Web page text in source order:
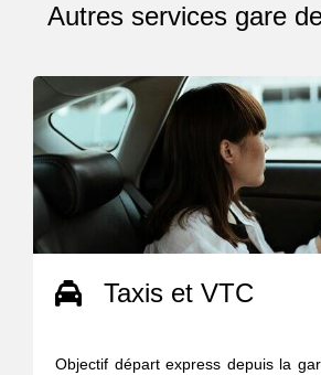
Autres services gare
Taxis et VTC
Objectif départ express depuis la